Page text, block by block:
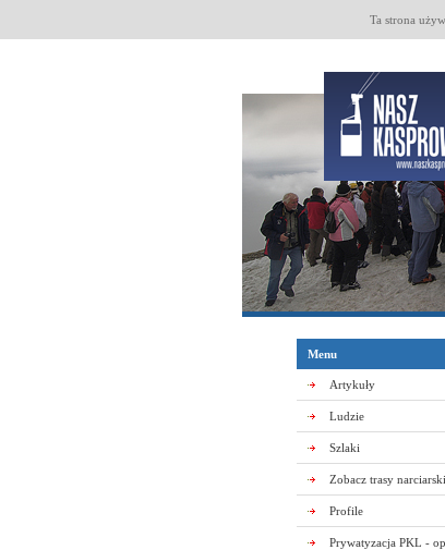
Ta strona
Menu
Artykuły
Ludzie
Szlaki
Zobacz trasy
Profile
Prywatyzacja PKL -